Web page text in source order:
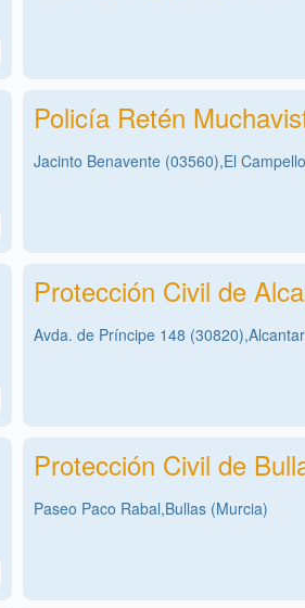
Policía Retén
Jacinto Benavente (03560),El
Protección Civil de
Avda. de Príncipe 148
Protección Civil de
Paseo Paco Rabal,Bullas (Murcia)